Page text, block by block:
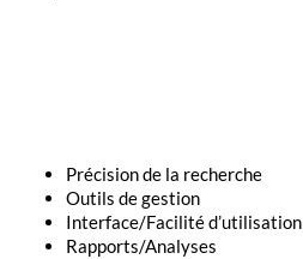
Précision de la recherche
Outils de gestion
Interface/Facilité d’utilisation
Rapports/Analyses